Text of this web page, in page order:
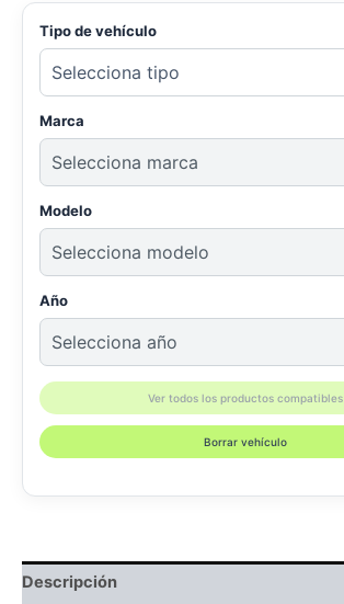
Tipo de vehículo
Marca
Modelo
Año
Ver todos los productos compatibles
Borrar vehículo
Descripción